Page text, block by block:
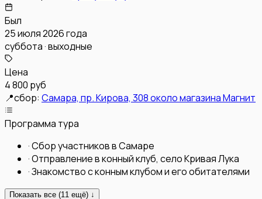
Был
25 июля 2026 года
суббота · выходные
Цена
4 800 руб
📍сбор: Самара, пр. Кирова, 308 около магазина Магнит
Программа тура
·Сбор участников в Самаре
·Отправление в конный клуб, село Кривая Лука
·Знакомство с конным клубом и его обитателями
Показать все (11 ещё) ↓